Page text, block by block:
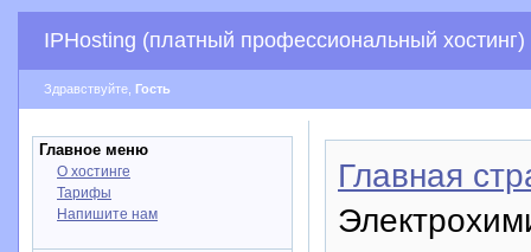
IPHosting (платный профессиональный хостинг)
Здравствуйте, Гость
Главное меню
О хостинге
Тарифы
Напишите нам
Главная